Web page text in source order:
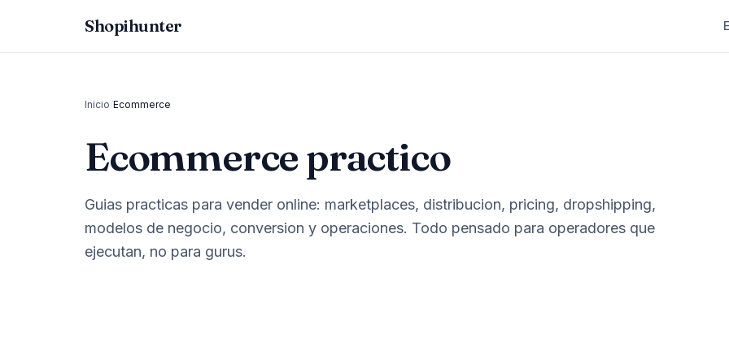
Shopihunter
Inicio/Ecommerce
Ecommerce practico
Guias practicas para vender online: marketplaces, distribucion, pricing, dropshipping,
modelos de negocio, conversion y operaciones. Todo pensado para operadores que
ejecutan, no para gurus.